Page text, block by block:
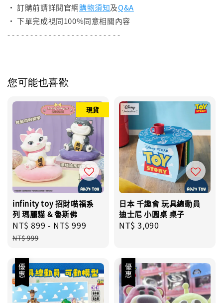
• 訂購前請詳閱官網購物須知及Q&A
• 下單完成視同100%同意相關內容
- - - - - - - - - - - - - - - - - - - - - - - - -
您可能也喜歡
現貨
infinity toy 招財喵福系
列 瑪麗貓 & 魯斯佛
Sale
price
NT$ 899 - NT$ 999
Regular
NT$ 999
日本 千趣會 玩具總動員
迪士尼 小圓桌 桌子
Regular
NT$ 3,090
優惠 優惠